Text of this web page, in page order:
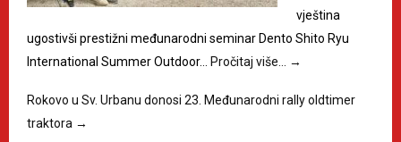
vještina
ugostivši prestižni međunarodni seminar Dento Shito Ryu
International Summer Outdoor…
Pročitaj više… →
Rokovo u Sv. Urbanu donosi 23. Međunarodni rally oldtimer
traktora →